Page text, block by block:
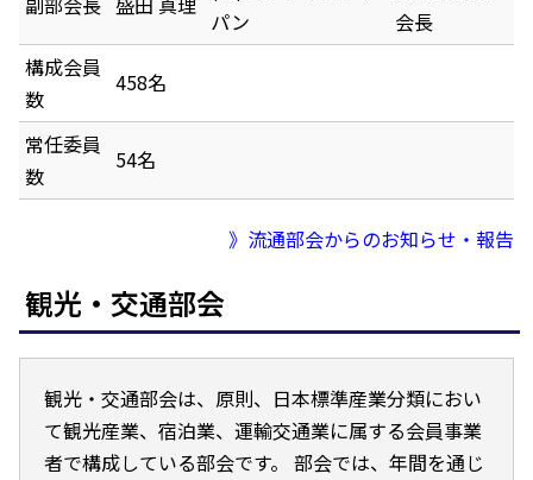
パン
会長
構成会員
数
458名
常任委員
数
54名
》流通部会からのお知らせ・報告
観光・交通部会
観光・交通部会は、原則、日本標準産業分類におい
て観光産業、宿泊業、運輸交通業に属する会員事業
者で構成している部会です。 部会では、年間を通じ